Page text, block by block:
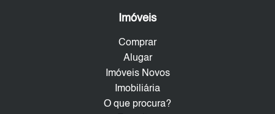
Imóveis
Comprar
Alugar
Imóveis Novos
Imobiliária
O que procura?